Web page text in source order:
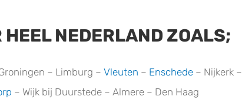
HEEL NEDERLAND ZOALS;
– Limburg – Vleuten – Enschede– Nijkerk –
– Wijk bij Duurstede – Almere – Den Haag